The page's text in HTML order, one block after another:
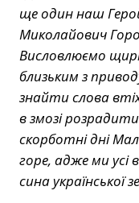
ще один наш
Миколайович
Висловлюємо
близьким з
знайти слова
в змозі
скорботні дні
горе, адже ми
сина української